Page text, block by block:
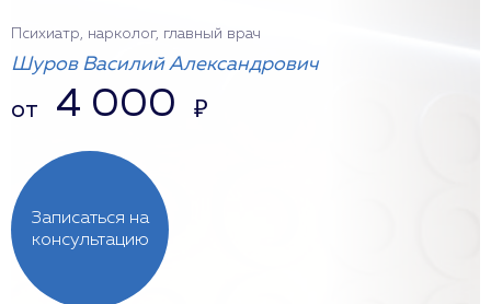
Записаться на
консультацию
Психиатр, нарколог, главный врач
Шуров Василий Александрович
от 4 000 ₽